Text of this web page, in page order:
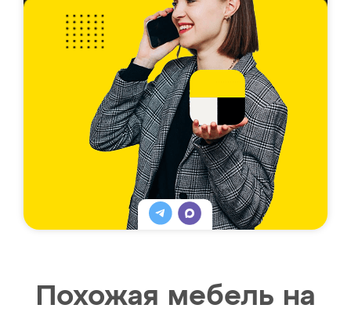
Похожая мебель на